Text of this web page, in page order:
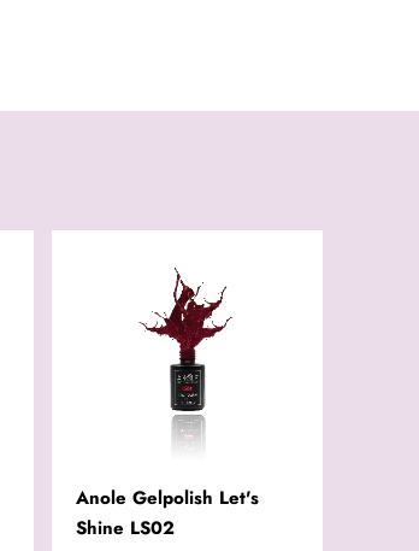
Anole Gelpolish Let's
Shine LS02